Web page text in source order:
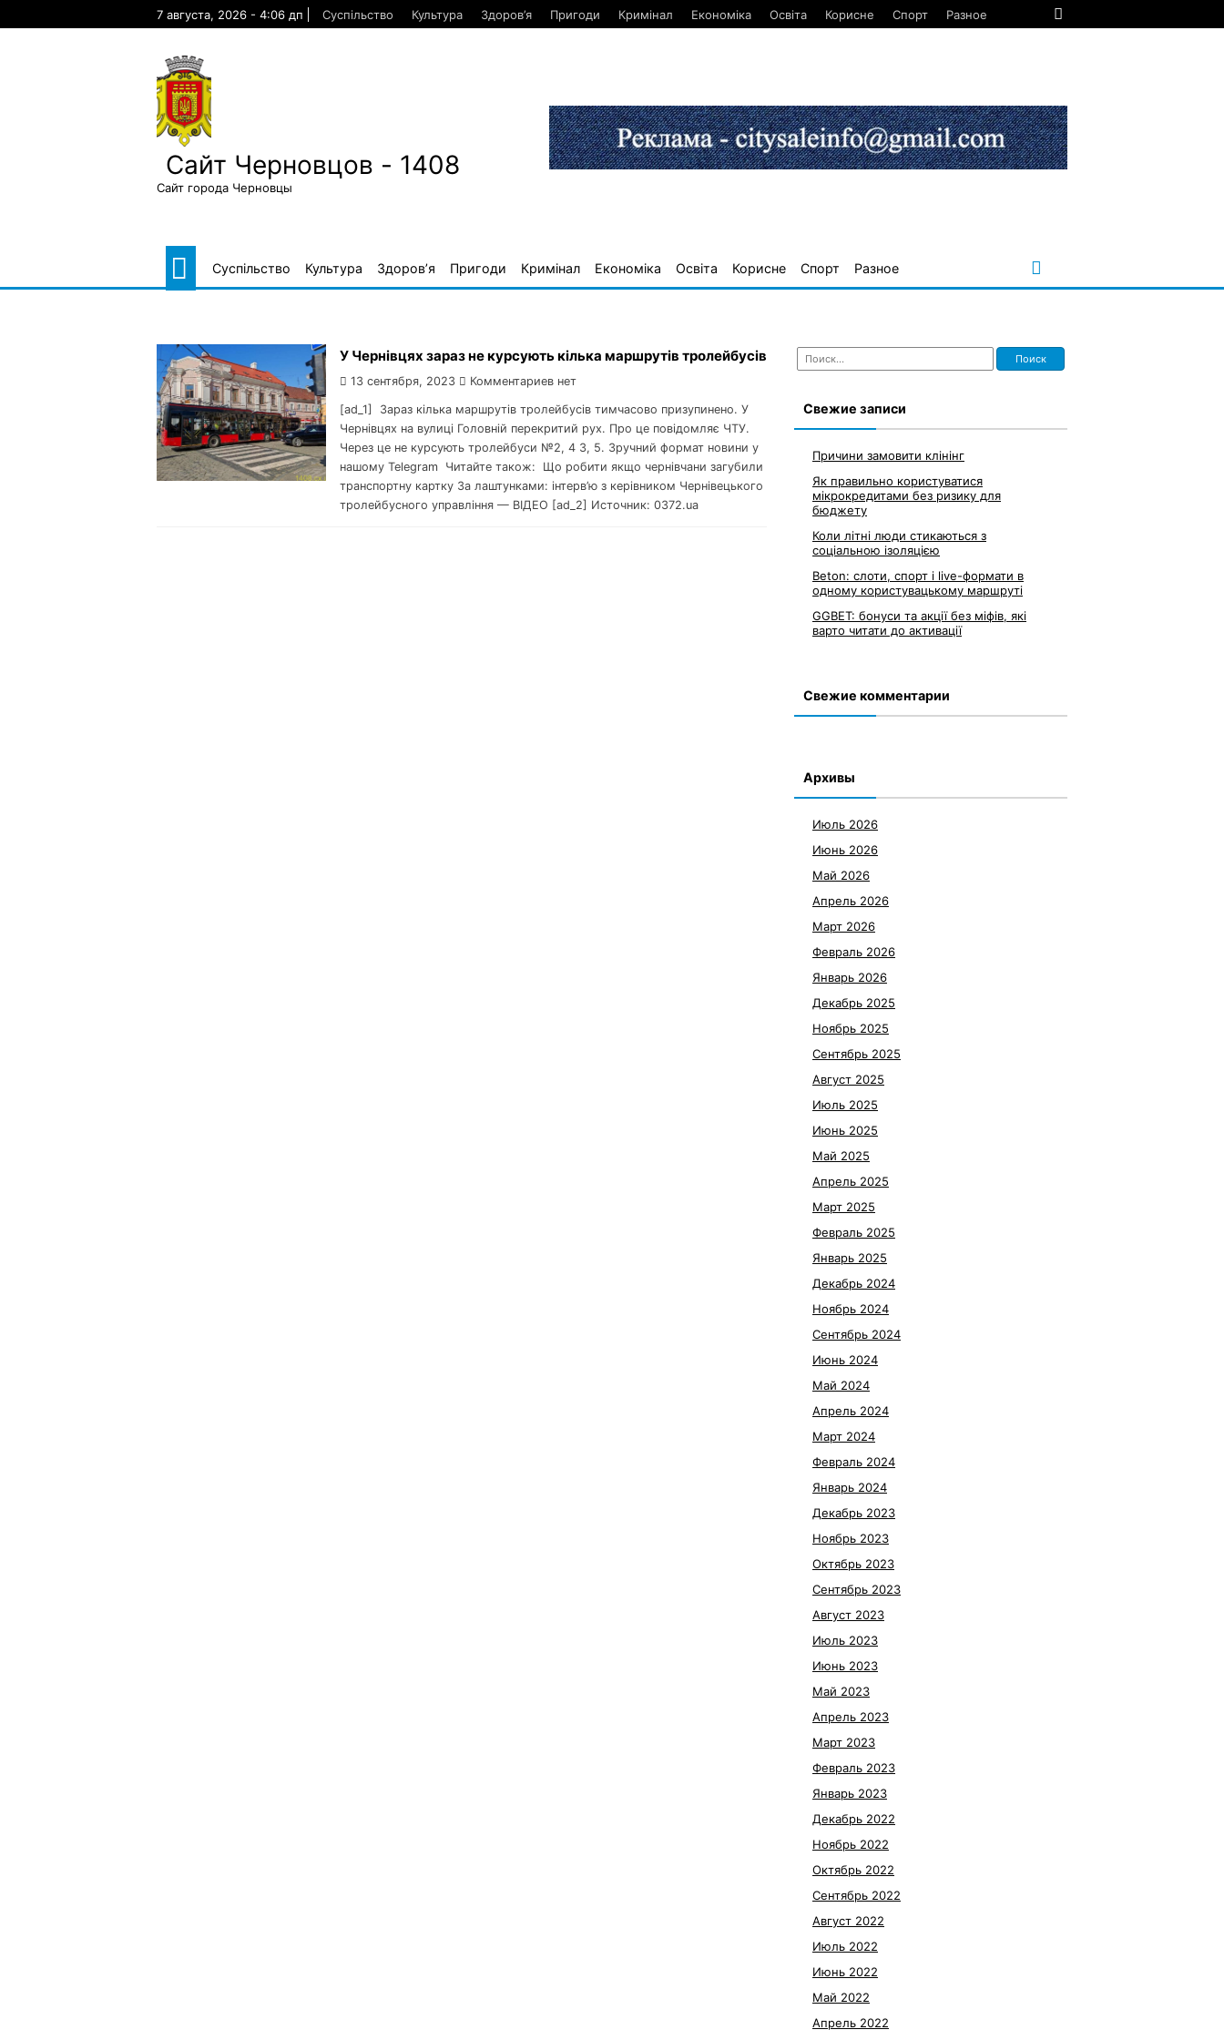
7 августа, 2026 - 4:06 дп Суспільство Культура Здоров’я Пригоди Кримінал Економіка Освіта Корисне Спорт Разное
Сайт Черновцов - 1408
Сайт города Черновцы
Суспільство Культура Здоров’я Пригоди Кримінал Економіка Освіта Корисне Спорт Разное
У Чернівцях зараз не курсують кілька маршрутів тролейбусів
13 сентября, 2023 Комментариев нет
[ad_1] Зараз кілька маршрутів тролейбусів тимчасово призупинено. У
Чернівцях на вулиці Головній перекритий рух. Про це повідомляє ЧТУ.
Через це не курсують тролейбуси №2, 4 3, 5. Зручний формат новини у
нашому Telegram Читайте також: Що робити якщо чернівчани загубили
транспортну картку За лаштунками: інтерв’ю з керівником Чернівецького
тролейбусного управління — ВІДЕО [ad_2] Источник: 0372.ua
Найти:
Свежие записи
Причини замовити клінінг
Як правильно користуватися
мікрокредитами без ризику для
бюджету
Коли літні люди стикаються з
соціальною ізоляцією
Beton: слоти, спорт і live-формати в
одному користувацькому маршруті
GGBET: бонуси та акції без міфів, які
варто читати до активації
Свежие комментарии
Архивы
Июль 2026
Июнь 2026
Май 2026
Апрель 2026
Март 2026
Февраль 2026
Январь 2026
Декабрь 2025
Ноябрь 2025
Сентябрь 2025
Август 2025
Июль 2025
Июнь 2025
Май 2025
Апрель 2025
Март 2025
Февраль 2025
Январь 2025
Декабрь 2024
Ноябрь 2024
Сентябрь 2024
Июнь 2024
Май 2024
Апрель 2024
Март 2024
Февраль 2024
Январь 2024
Декабрь 2023
Ноябрь 2023
Октябрь 2023
Сентябрь 2023
Август 2023
Июль 2023
Июнь 2023
Май 2023
Апрель 2023
Март 2023
Февраль 2023
Январь 2023
Декабрь 2022
Ноябрь 2022
Октябрь 2022
Сентябрь 2022
Август 2022
Июль 2022
Июнь 2022
Май 2022
Апрель 2022